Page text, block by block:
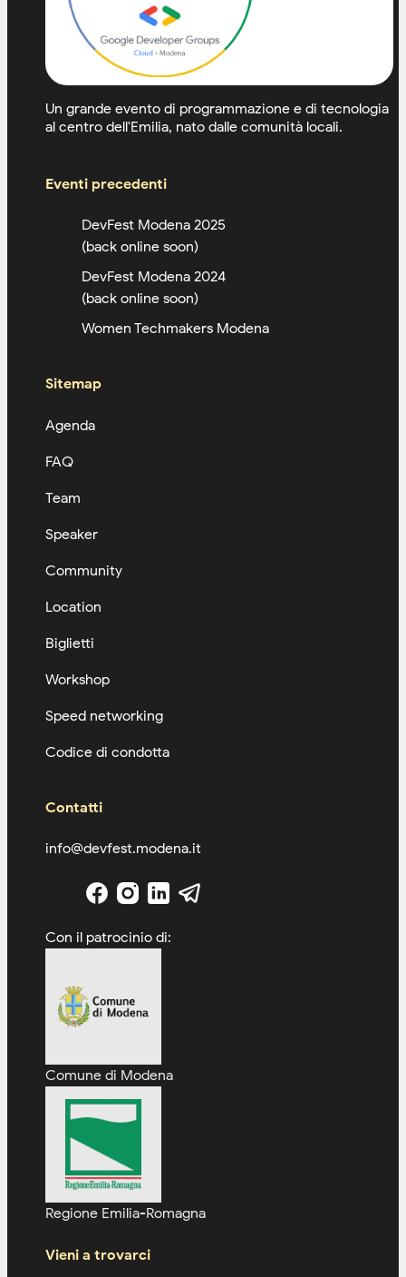
Un grande evento di programmazione e di tecnologia
al centro dell'Emilia, nato dalle comunità locali.
Eventi precedenti
DevFest Modena 2025
(back online soon)
DevFest Modena 2024
(back online soon)
Women Techmakers Modena
Sitemap
Agenda
FAQ
Team
Speaker
Community
Location
Biglietti
Workshop
Speed networking
Codice di condotta
Contatti
info@devfest.modena.it
Con il patrocinio di:
Comune di Modena
Regione Emilia-Romagna
Vieni a trovarci